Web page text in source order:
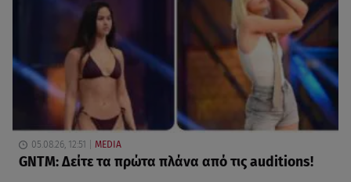
05.08.26, 12:51 MEDIA
GNTM: Δείτε τα πρώτα πλάνα από τις auditions!